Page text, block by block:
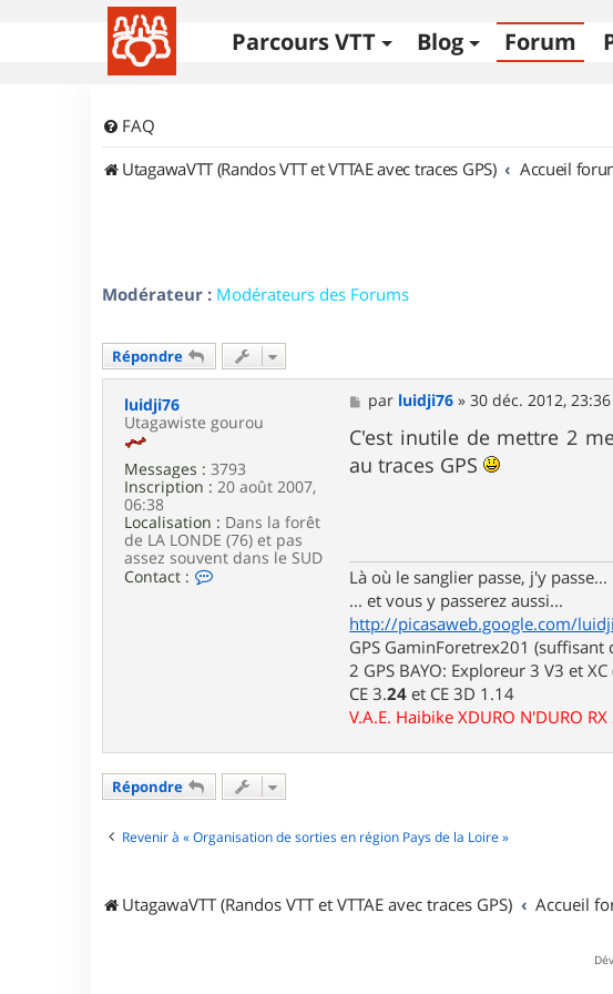
Parcours VTT Blog Forum
FAQ
UtagawaVTT (Randos VTT et VTTAE avec traces GPS)
Accueil
Modérateur : Modérateurs des Forums
Répondre
luidji76
Utagawiste gourou
Messages : 3793
Inscription : 20 août 2007,
06:38
Localisation : Dans la forêt
de LA LONDE (76) et pas
assez souvent dans le SUD
Contact :
u
i
j
7
M
e
s
s
a
par luidji76 »30 déc. 2012, 23:36
C'est inutile de mettre 2
au traces GPS
Là où le sanglier passe, j'y passe...
... et vous y passerez aussi...
http://picasaweb.google.com/
GPS GaminForetrex201 (suffisant
2 GPS BAYO: Exploreur 3 V3 et
CE 3.24 et CE 3D 1.14
V.A.E. Haibike XDURO N'DURO
Répondre
Revenir à « Organisation de sorties en région Pays de la Loire »
UtagawaVTT (Randos VTT et VTTAE avec traces GPS) Accueil